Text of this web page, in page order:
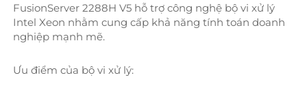
FusionServer 2288H V5 hỗ trợ công nghệ bộ vi xử lý
Intel Xeon nhằm cung cấp khả năng tính toán doanh
nghiệp mạnh mẽ.
Ưu điểm của bộ vi xử lý: